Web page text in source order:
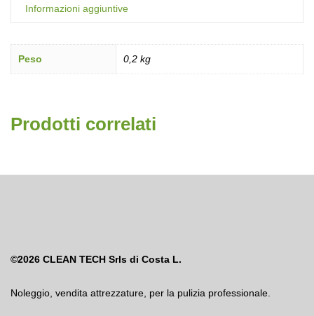
Informazioni aggiuntive
Peso 0,2 kg
Prodotti correlati
©2026 CLEAN TECH Srls di Costa L.
Noleggio vendita attrezzature per la pulizia professionale.